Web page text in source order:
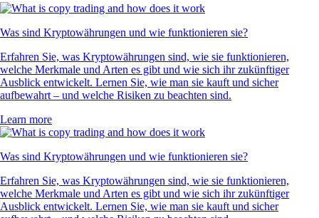
Was sind Kryptowährungen und wie funktionieren sie?
Erfahren Sie, was Kryptowährungen sind, wie sie funktionieren,
welche Merkmale und Arten es gibt und wie sich ihr zukünftiger
Ausblick entwickelt. Lernen Sie, wie man sie kauft und sicher
aufbewahrt – und welche Risiken zu beachten sind.
Learn more
Was sind Kryptowährungen und wie funktionieren sie?
Erfahren Sie, was Kryptowährungen sind, wie sie funktionieren,
welche Merkmale und Arten es gibt und wie sich ihr zukünftiger
Ausblick entwickelt. Lernen Sie, wie man sie kauft und sicher